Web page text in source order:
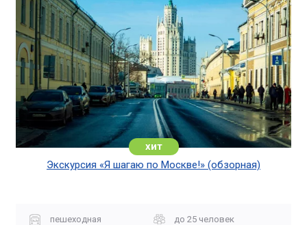
хит
Экскурсия «Я шагаю по Москве!» (обзорная)
пешеходная
до 25 человек